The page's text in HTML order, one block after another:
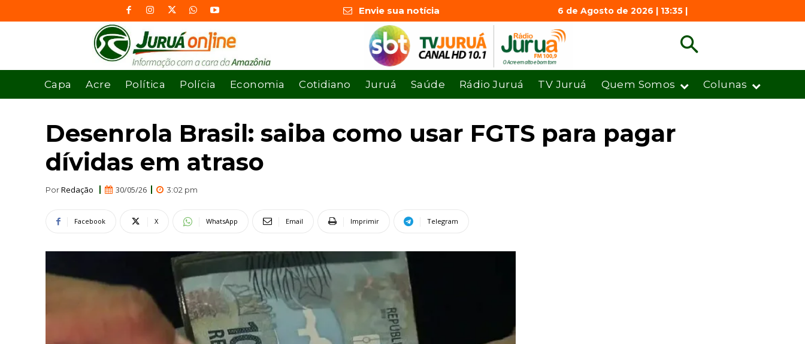
Envie sua notícia 6 de Agosto de 2026 | 13:35 |
Capa Acre Política Polícia Economia Cotidiano Juruá Saúde Rádio Juruá TV Juruá Quem Somos Colunas
Desenrola Brasil: saiba como usar FGTS para pagar
dívidas em atraso
PorRedação 30/05/26 3:02 pm
Facebook X WhatsApp Email Imprimir Telegram